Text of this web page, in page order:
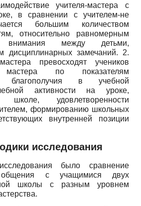
учителя-мастера с
в сравнении с учителем-не
большим количеством
относительно равномерным
внимания между детьми,
дисциплинарных замечаний. 2.
превосходят учеников
по показателям
благополучия в учебной
активности на уроке,
удовлетворенности
формированию школьных
внутренней позиции
исследования
было сравнение
общения с учащимися двух
школы с разным уровнем